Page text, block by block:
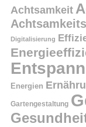
Achtsamkeit
Digitalisierung
Energien
Gartengestaltung